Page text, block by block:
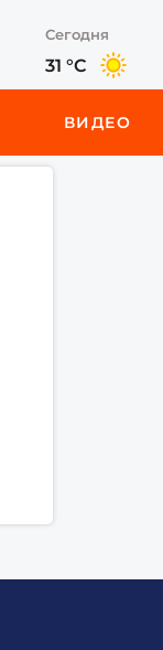
Сегодня
31 °C
ВИДЕО